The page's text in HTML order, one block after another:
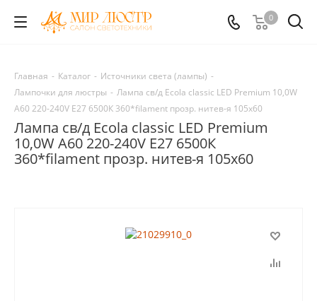
0
Главная - Каталог - Источники света (лампы) -
Лампочки для люстры - Лампа св/д Ecola classic LED Premium 10,0W
A60 220-240V Е27 6500К 360*filament прозр. нитев-я 105x60
Лампа св/д Ecola classic LED Premium
10,0W A60 220-240V Е27 6500К
360*filament прозр. нитев-я 105x60